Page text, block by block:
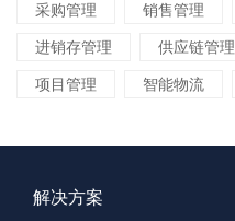
采购管理 销售管理
进销存管理 供应链管理
项目管理 智能物流
解决方案